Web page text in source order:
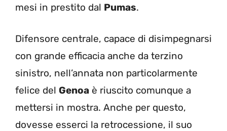
mesi in prestito dal Pumas.
Difensore centrale, capace di disimpegnarsi
con grande efficacia anche da terzino
sinistro, nell’annata non particolarmente
felice del Genoa è riuscito comunque a
mettersi in mostra. Anche per questo,
dovesse esserci la retrocessione, il suo